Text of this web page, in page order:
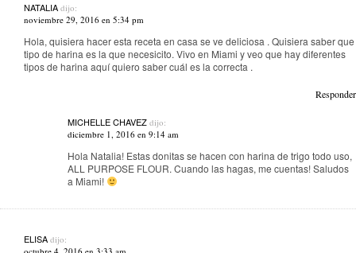
NATALIA dijo:
noviembre 29, 2016 en 5:34 pm
Hola, quisiera hacer esta receta en casa se ve deliciosa . Quisiera saber que
tipo de harina es la que necesicito. Vivo en Miami y veo que hay diferentes
tipos de harina aquí quiero saber cuál es la correcta .
Responder
MICHELLE CHAVEZ dijo:
diciembre 1, 2016 en 9:14 am
Hola Natalia! Estas donitas se hacen con harina de trigo todo uso,
ALL PURPOSE FLOUR. Cuando las hagas, me cuentas! Saludos
a Miami!
ELISA dijo: